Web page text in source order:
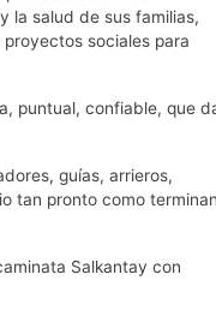
la salud de sus familias,
sociales para
puntual, confiable, que
guías, arrieros,
tan pronto como
Salkantay con